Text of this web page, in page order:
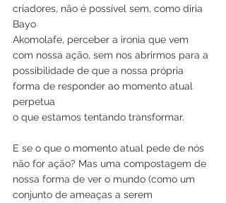
criadores, não é possível sem, como diria
Bayo
Akomolafe, perceber a ironia que vem
com nossa ação, sem nos abrirmos para a
possibilidade de que a nossa própria
forma de responder ao momento atual
perpetua
o que estamos tentando transformar.
E se o que o momento atual pede de nós
não for ação? Mas uma compostagem de
nossa forma de ver o mundo (como um
conjunto de ameaças a serem